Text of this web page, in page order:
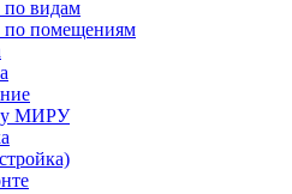
видам
помещениям
МИРУ